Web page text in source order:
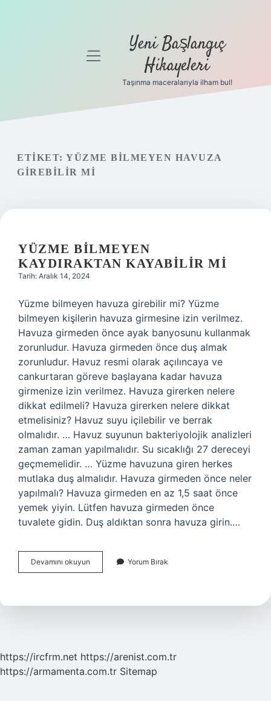
Gizlilik
Yasal Uyarı
menüyü
Yeni Başlangıç
Hikayeleri
Taşınma maceralarıyla ilham bul!
ETIKET: YÜZME BILMEYEN HAVUZA
GIREBILIR MI
YÜZME BILMEYEN
KAYDIRAKTAN KAYABILIR MI
Tarih: Aralık 14, 2024
Yüzme bilmeyen havuza girebilir mi? Yüzme
bilmeyen kişilerin havuza girmesine izin verilmez.
Havuza girmeden önce ayak banyosunu kullanmak
zorunludur. Havuza girmeden önce duş almak
zorunludur. Havuz resmi olarak açılıncaya ve
cankurtaran göreve başlayana kadar havuza
girmenize izin verilmez. Havuza girerken nelere
dikkat edilmeli? Havuza girerken nelere dikkat
etmelisiniz? Havuz suyu içilebilir ve berrak
olmalıdır. … Havuz suyunun bakteriyolojik analizleri
zaman zaman yapılmalıdır. Su sıcaklığı 27 dereceyi
geçmemelidir. … Yüzme havuzuna giren herkes
mutlaka duş almalıdır. Havuza girmeden önce neler
yapılmalı? Havuza girmeden en az 1,5 saat önce
yemek yiyin. Lütfen havuza girmeden önce
tuvalete gidin. Duş aldıktan sonra havuza girin.…
Devamını okuyun
Bilmeyen
Mi
Yorum Bırak
https://ircfrm.net https://arenist.com.tr
https://armamenta.com.tr Sitemap